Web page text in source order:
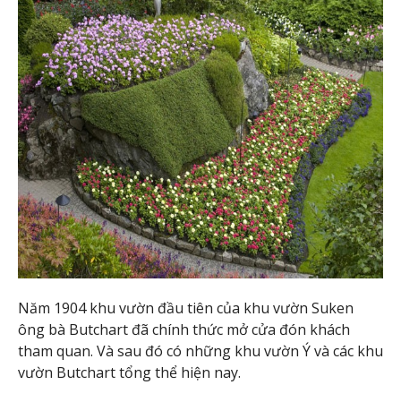
Năm 1904 khu vườn đầu tiên của khu vườn Suken
ông bà Butchart đã chính thức mở cửa đón khách
tham quan. Và sau đó có những khu vườn Ý và các khu
vườn Butchart tổng thể hiện nay.